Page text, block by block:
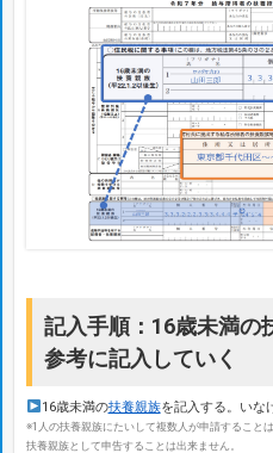
記入手順：16歳未満の
参考に記入していく
16歳未満の扶養親族を記入する。いな
※1人の扶養親族にたいして複数人が申請すること
扶養親族として申告することは出来ません。